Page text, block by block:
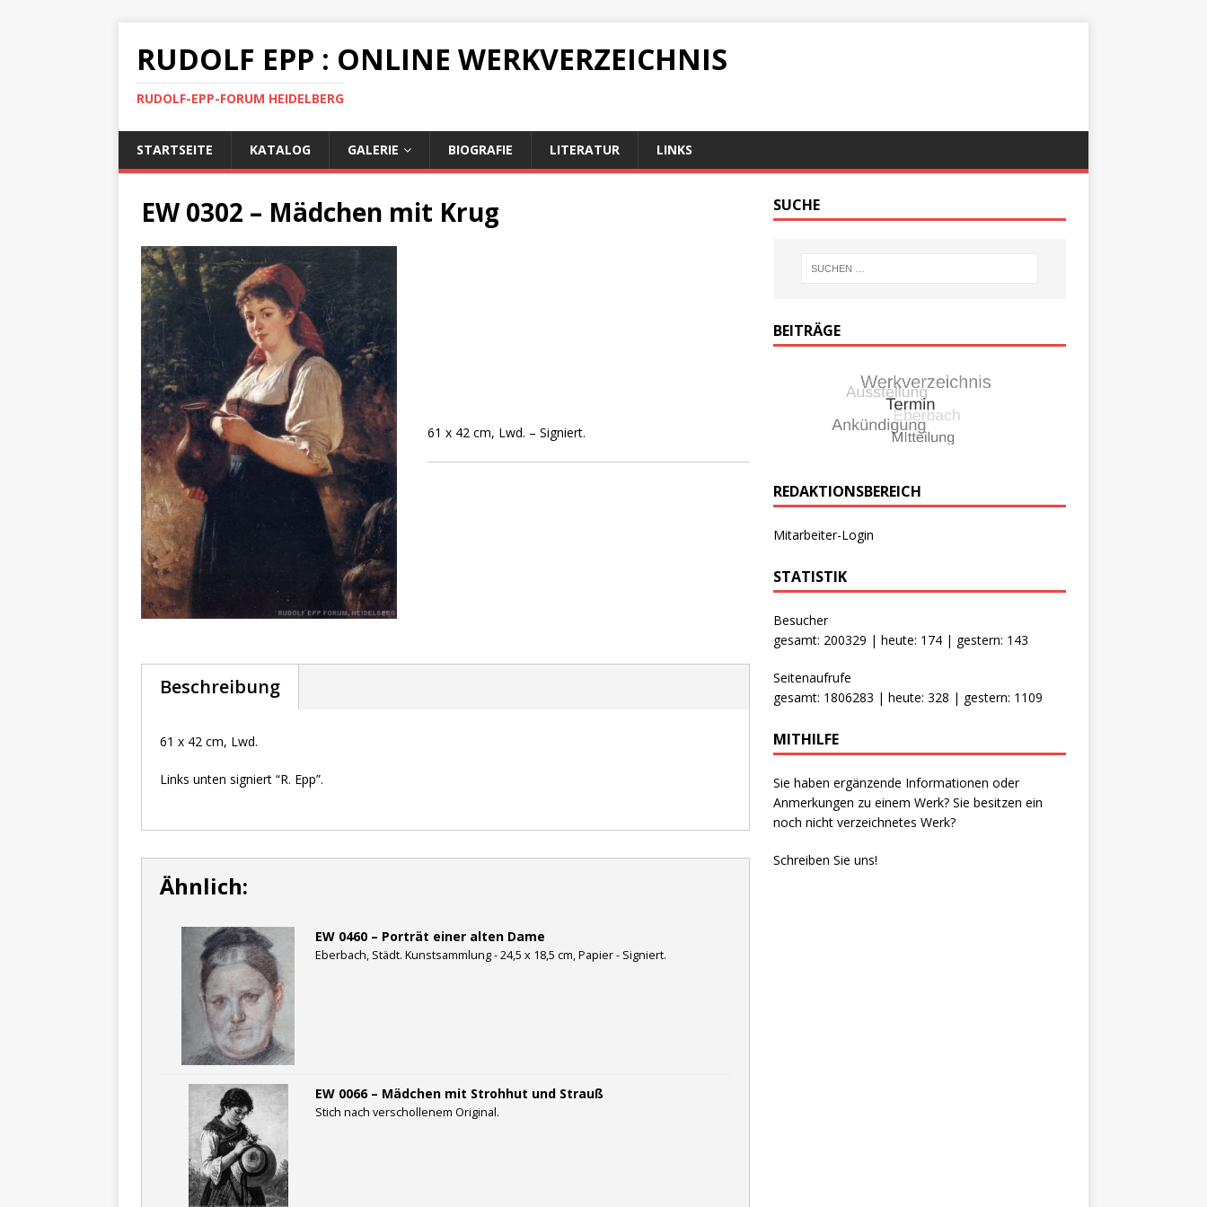
RUDOLF EPP : ONLINE WERKVERZEICHNIS
RUDOLF-EPP-FORUM HEIDELBERG
STARTSEITE KATALOG GALERIE BIOGRAFIE LITERATUR LINKS
EW 0302 – Mädchen mit Krug
61 x 42 cm, Lwd. – Signiert.
Beschreibung
61 x 42 cm, Lwd.
Links unten signiert “R. Epp”.
Ähnlich:
EW 0460 – Porträt einer alten Dame
Eberbach, Städt. Kunstsammlung - 24,5 x 18,5 cm, Papier - Signiert.
EW 0066 – Mädchen mit Strohhut und Strauß
Stich nach verschollenem Original.
SUCHE
BEITRÄGE
REDAKTIONSBEREICH
Mitarbeiter-Login
STATISTIK
Besucher
gesamt: 200329 | heute: 174 | gestern: 143
Seitenaufrufe
gesamt: 1806283 | heute: 328 | gestern: 1109
MITHILFE
Sie haben ergänzende Informationen oder
Anmerkungen zu einem Werk? Sie besitzen ein
noch nicht verzeichnetes Werk?
Schreiben Sie uns!